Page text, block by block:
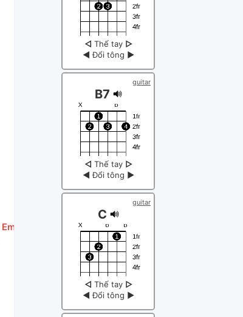
[Em
◁ Thế tay ▷
◀ Đổi tông ▶
guitar
B7
◁ Thế tay ▷
◀ Đổi tông ▶
guitar
C
◁ Thế tay ▷
◀ Đổi tông ▶